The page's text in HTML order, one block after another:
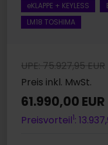
eKLAPPE + KEYLESS
LM18 TOSHIMA
UPE: 75.927,95 EUR
Preis inkl. MwSt.
61.990,00 EUR
Preisvorteil1: